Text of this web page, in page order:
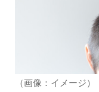
（画像：イメージ）